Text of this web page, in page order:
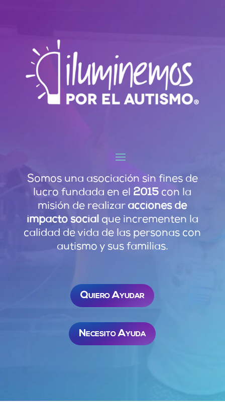
Somos una asociación sin fines de
lucro fundada en el 2015 con la
misión de realizar acciones de
impacto socialque incrementen la
calidad de vida de las personas con
autismo y sus familias.
Quiero Ayudar
Necesito Ayuda